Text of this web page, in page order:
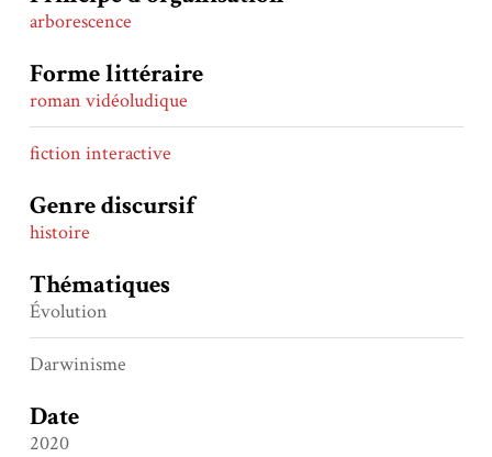
arborescence
Forme littéraire
roman vidéoludique
fiction interactive
Genre discursif
histoire
Thématiques
Évolution
Darwinisme
Date
2020